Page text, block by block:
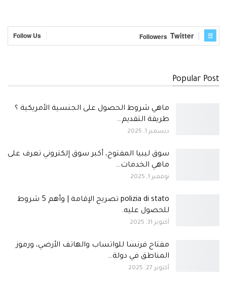
Twitter
Followers
Follow Us
Popular Post
ماهي شروط الحصول على الجنسية الأمريكية ؟
طريقة التقديم…
ديسمبر 1, 2025
سوق ليبيا المفتوح، أكبر سوق إلكتروني تعرف على
ماهي الخدمات…
نوفمبر 1, 2025
polizia di stato تصريح الإقامة | وأهم 5 شروط
للحصول عليه.
أكتوبر 31, 2025
مفتاح فرنسا للواتساب والهاتف الأرضي، ورموز
المناطق في دولة…
أكتوبر 27, 2025